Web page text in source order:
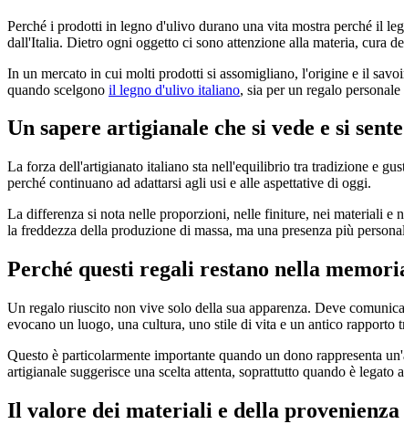
Perché i prodotti in legno d'ulivo durano una vita mostra perché il
dall'Italia. Dietro ogni oggetto ci sono attenzione alla materia, cura
In un mercato in cui molti prodotti si assomigliano, l'origine e il
quando scelgono il legno d'ulivo italiano, sia per un regalo
Un sapere artigianale che si vede e si sente
La forza dell'artigianato italiano sta nell'equilibrio tra tradizione e
perché continuano ad adattarsi agli usi e alle aspettative di oggi.
La differenza si nota nelle proporzioni, nelle finiture, nei materiali
la freddezza della produzione di massa, ma una presenza più
Perché questi regali restano nella
Un regalo riuscito non vive solo della sua apparenza. Deve
evocano un luogo, una cultura, uno stile di vita e un antico rapporto
Questo è particolarmente importante quando un dono rappresenta
artigianale suggerisce una scelta attenta, soprattutto quando è legato a
Il valore dei materiali e della provenienza